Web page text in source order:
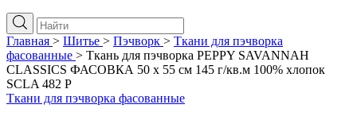
Главная > Шитье > Пэчворк > Ткани для пэчворка
фасованные > Ткань для пэчворка PEPPY SAVANNAH
CLASSICS ФАСОВКА 50 x 55 см 145 г/кв.м 100% хлопок
SCLA 482 P
Ткани для пэчворка фасованные